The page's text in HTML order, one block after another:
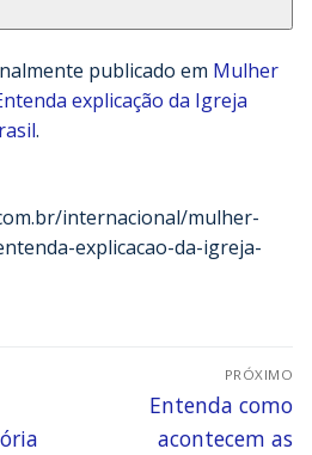
publicado em Mulher
explicação da Igreja
.
internacional/mulher-
explicacao-da-igreja-
PRÓXIMO
Entenda como
acontecem as